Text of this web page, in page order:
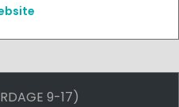
9-17)